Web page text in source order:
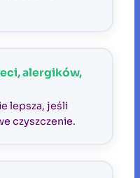
alergików,
lepsza, jeśli
czyszczenie.